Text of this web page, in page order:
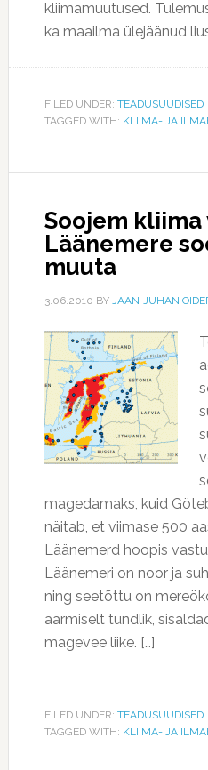
kliimamuutused.
ka maailma ülejäänud
FILED UNDER: TEADUSUUDISED
TAGGED WITH: KLIIMA- JA
Soojem kliima
Läänemere
muuta
3.06.2010 BY JAAN-JUHAN
magedamaks, kuid
näitab, et viimase 500
Läänemerd hoopis
Läänemeri on noor ja
ning seetõttu on
äärmiselt tundlik,
magevee liike. […]
FILED UNDER: TEADUSUUDISED
TAGGED WITH: KLIIMA- JA